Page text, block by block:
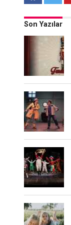
Son Yazılar